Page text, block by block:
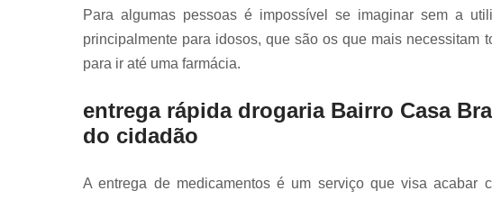
Para algumas pessoas é impossível se imaginar sem a
principalmente para idosos, que são os que mais necessitam
para ir até uma farmácia.
entrega rápida drogaria Bairro Casa
do cidadão
A entrega de medicamentos é um serviço que visa acabar